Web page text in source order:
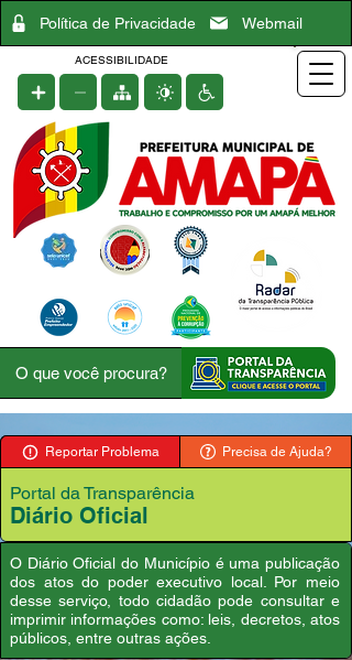
Política de Privacidade Webmail
ACESSIBILIDADE
Reportar Problema Precisa de Ajuda?
Portal da Transparência
Diário Oficial
O Diário Oficial do Município é uma publicação
dos atos do poder executivo local. Por meio
desse serviço, todo cidadão pode consultar e
imprimir informações como: leis, decretos, atos
públicos, entre outras ações.